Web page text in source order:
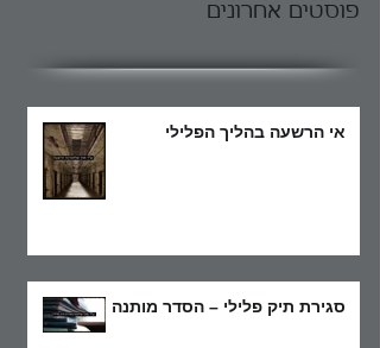
פוסטים אחרונים
אי הרשעה בהליך הפלילי
סגירת תיק פלילי – הסדר מותנה